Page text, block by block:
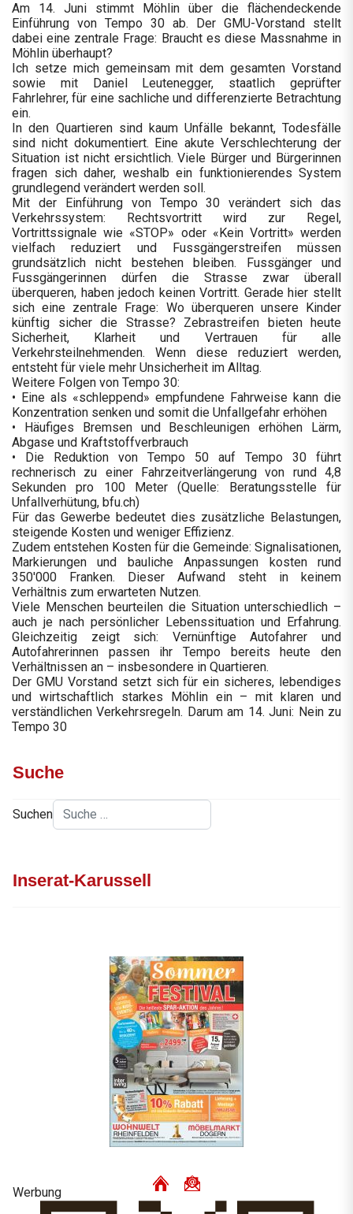
Am 14. Juni stimmt Möhlin über die flächendeckende
Einführung von Tempo 30 ab. Der GMU-Vorstand stellt
dabei eine zentrale Frage: Braucht es diese Massnahme in
Möhlin überhaupt?
Ich setze mich gemeinsam mit dem gesamten Vorstand
sowie mit Daniel Leutenegger, staatlich geprüfter
Fahrlehrer, für eine sachliche und differenzierte Betrachtung
ein.
In den Quartieren sind kaum Unfälle bekannt, Todesfälle
sind nicht dokumentiert. Eine akute Verschlechterung der
Situation ist nicht ersichtlich. Viele Bürger und Bürgerinnen
fragen sich daher, weshalb ein funktionierendes System
grundlegend verändert werden soll.
Mit der Einführung von Tempo 30 verändert sich das
Verkehrssystem: Rechtsvortritt wird zur Regel,
Vortrittssignale wie «STOP» oder «Kein Vortritt» werden
vielfach reduziert und Fussgängerstreifen müssen
grundsätzlich nicht bestehen bleiben. Fussgänger und
Fussgängerinnen dürfen die Strasse zwar überall
überqueren, haben jedoch keinen Vortritt. Gerade hier stellt
sich eine zentrale Frage: Wo überqueren unsere Kinder
künftig sicher die Strasse? Zebrastreifen bieten heute
Sicherheit, Klarheit und Vertrauen für alle
Verkehrsteilnehmenden. Wenn diese reduziert werden,
entsteht für viele mehr Unsicherheit im Alltag.
Weitere Folgen von Tempo 30:
• Eine als «schleppend» empfundene Fahrweise kann die
Konzentration senken und somit die Unfallgefahr erhöhen
• Häufiges Bremsen und Beschleunigen erhöhen Lärm,
Abgase und Kraftstoffverbrauch
• Die Reduktion von Tempo 50 auf Tempo 30 führt
rechnerisch zu einer Fahrzeitverlängerung von rund 4,8
Sekunden pro 100 Meter (Quelle: Beratungsstelle für
Unfallverhütung, bfu.ch)
Für das Gewerbe bedeutet dies zusätzliche Belastungen,
steigende Kosten und weniger Effizienz.
Zudem entstehen Kosten für die Gemeinde: Signalisationen,
Markierungen und bauliche Anpassungen kosten rund
350'000 Franken. Dieser Aufwand steht in keinem
Verhältnis zum erwarteten Nutzen.
Viele Menschen beurteilen die Situation unterschiedlich –
auch je nach persönlicher Lebenssituation und Erfahrung.
Gleichzeitig zeigt sich: Vernünftige Autofahrer und
Autofahrerinnen passen ihr Tempo bereits heute den
Verhältnissen an – insbesondere in Quartieren.
Der GMU Vorstand setzt sich für ein sicheres, lebendiges
und wirtschaftlich starkes Möhlin ein – mit klaren und
verständlichen Verkehrsregeln. Darum am 14. Juni: Nein zu
Tempo 30
Suche
Suchen
Inserat-Karussell
Werbung